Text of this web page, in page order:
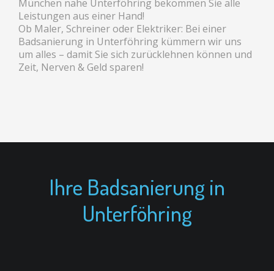
München nahe Unterföhring bekommen Sie alle
Leistungen aus einer Hand!
Ob Maler, Schreiner oder Elektriker: Bei einer
Badsanierung in Unterföhring kümmern wir uns
um alles – damit Sie sich zurücklehnen können und
Zeit, Nerven & Geld sparen!
Ihre Badsanierung in
Unterföhring